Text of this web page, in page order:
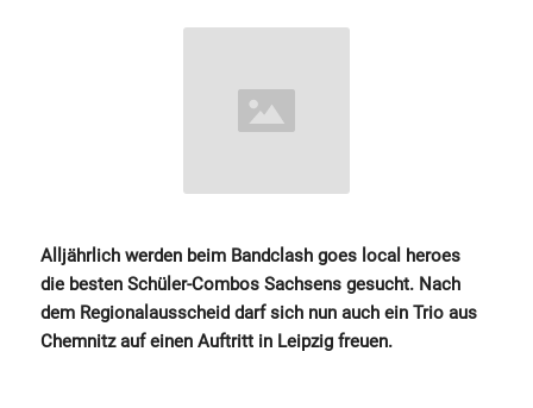
Alljährlich werden beim Bandclash goes local heroes
die besten Schüler-Combos Sachsens gesucht. Nach
dem Regionalausscheid darf sich nun auch ein Trio aus
Chemnitz auf einen Auftritt in Leipzig freuen.